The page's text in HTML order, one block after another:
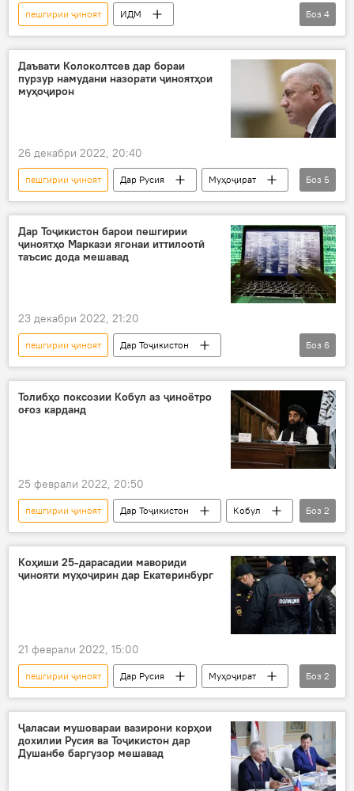
пешгирии ҷиноят
ИДМ
Амният ва мудофиа
Молдова
Дар Тоҷикистон
мубориза
Боз 4
Даъвати Колоколтсев дар бораи
пурзур намудани назорати ҷиноятҳои
муҳоҷирон
26 декабри 2022, 20:40
пешгирии ҷиноят Дар Русия
Муҳоҷират
пурзур
назорат
Рӯйдод, ҷиноят ва ҳолатҳои фавқулода
муҳоҷирин
маводи мухаддир
Боз 5
Дар Тоҷикистон барои пешгирии
ҷиноятҳо Маркази ягонаи иттилоотӣ
таъсис дода мешавад
23 декабри 2022, 21:20
пешгирии ҷиноят
Дар Тоҷикистон
Эмомалӣ Раҳмон
супориш
дастур
таъсис
марказ иттилоотӣ
Боз 6
Толибҳо поксозии Кобул аз ҷиноётро
оғоз карданд
25 феврали 2022, 20:50
пешгирии ҷиноят Дар Тоҷикистон
Кобул
поксозӣ
ҷинояткор
Боз 2
Коҳиши 25-дарасадии мавориди
ҷинояти муҳоҷирин дар Екатеринбург
21 феврали 2022, 15:00
пешгирии ҷиноят Дар Русия
Муҳоҷират
коҳиш
ҷинояткор
Боз 2
Ҷаласаи мушовараи вазирони корҳои
дохилии Русия ва Тоҷикистон дар
Душанбе баргузор мешавад